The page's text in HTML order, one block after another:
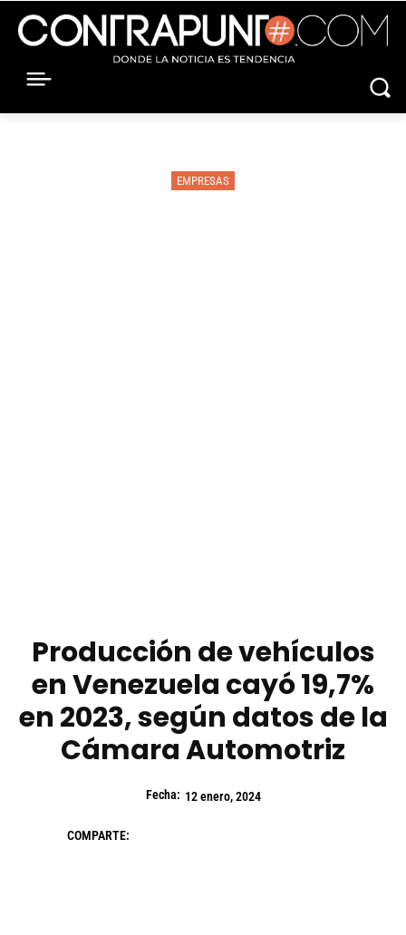
EMPRESAS
Producción de vehículos
en Venezuela cayó 19,7%
en 2023, según datos de la
Cámara Automotriz
Fecha: 12 enero, 2024
COMPARTE: